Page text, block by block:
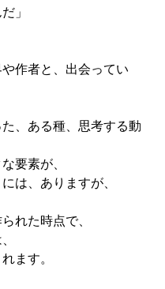
」
作者と、出会ってい
た、ある種、思考する動
要素が、
は、ありますが、
れた時点で、
ます。